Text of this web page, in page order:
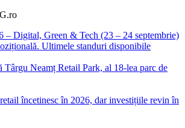
Digital, Green & Tech (23 – 24 septembrie)
Ultimele standuri disponibile
Târgu Neamț Retail Park, al 18-lea parc de
încetinesc în 2026, dar investițiile revin în